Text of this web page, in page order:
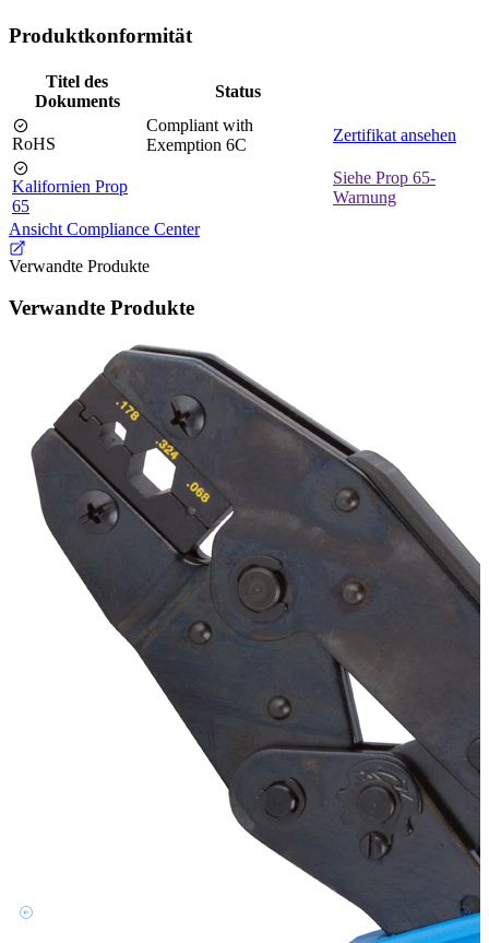
Produktkonformität
Titel des
Dokuments
Status
RoHS
Compliant with
Exemption 6C
Zertifikat ansehen
Kalifornien Prop
65
Siehe Prop 65-
Warnung
Ansicht Compliance Center
Verwandte Produkte
Verwandte Produkte